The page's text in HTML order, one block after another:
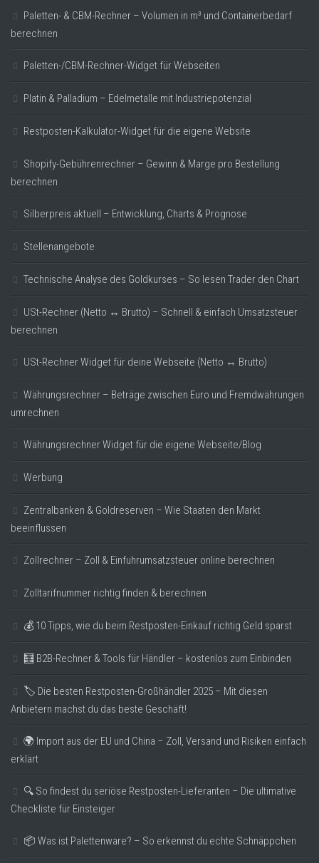
Paletten- & CBM-Rechner – Volumen in m³ und Containerbedarf
berechnen
Paletten-/CBM-Rechner-Widget für Webseiten
Platin & Palladium – Edelmetalle mit Industriepotenzial
Restposten-Kalkulator-Widget für die eigene Website
Shopify-Gebührenrechner – Gewinn & Marge pro Bestellung
berechnen
Silberpreis aktuell – Entwicklung, Charts & Prognose
Stellenangebote
Technische Analyse des Goldkurses – So lesen Trader den Chart
USt-Rechner (Netto ↔ Brutto) – Schnell & einfach Umsatzsteuer
berechnen
USt-Rechner Widget für deine Webseite (Netto ↔ Brutto)
Währungsrechner – Beträge zwischen Euro und Fremdwährungen
umrechnen
Währungsrechner Widget für die eigene Webseite/Blog
Werbung
Zentralbanken & Goldreserven – Wie Staaten den Markt
beeinflussen
Zollrechner – Zoll & Einfuhrumsatzsteuer online berechnen
Zolltarifnummer richtig finden & berechnen
💰 10 Tipps, wie du beim Restposten-Einkauf richtig Geld sparst
🧮 B2B-Rechner & Tools für Händler – kostenlos zum Einbinden
🏷️ Die besten Restposten-Großhändler 2025 – Mit diesen
Anbietern machst du das beste Geschäft!
🌍 Import aus der EU und China – Zoll, Versand und Risiken einfach
erklärt
🔍 So findest du seriöse Restposten-Lieferanten – Die ultimative
Checkliste für Einsteiger
📦 Was ist Palettenware? – So erkennst du echte Schnäppchen